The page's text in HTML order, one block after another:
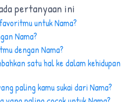
pertanyaan ini
untuk Nama?
Nama?
dengan Nama?
satu hal ke dalam kehidupan
paling kamu sukai dari Nama?